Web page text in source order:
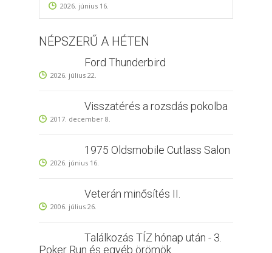
2026. június 16.
NÉPSZERŰ A HÉTEN
Ford Thunderbird
2026. július 22.
Visszatérés a rozsdás pokolba
2017. december 8.
1975 Oldsmobile Cutlass Salon
2026. június 16.
Veterán minősítés II.
2006. július 26.
Találkozás TÍZ hónap után - 3.
Poker Run és egyéb örömök